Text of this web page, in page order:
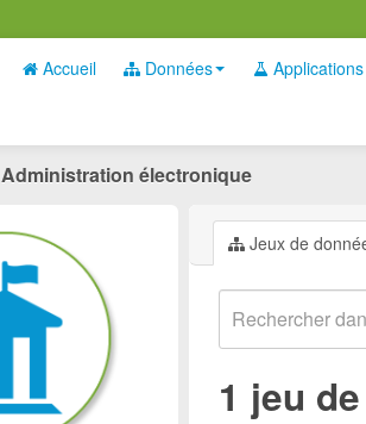
Accueil Données Applications
Administration électronique
Jeux de
1 jeu